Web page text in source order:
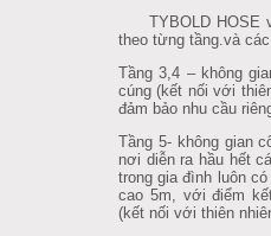
TYBOLD HOSE
theo từng tầng.và
Tầng 3,4 – không
cúng (kết nối với
đảm bảo nhu cầu
Tầng 5- không gian
nơi diễn ra hầu hết
trong gia đình luôn
cao 5m, với điểm
(kết nối với thiên